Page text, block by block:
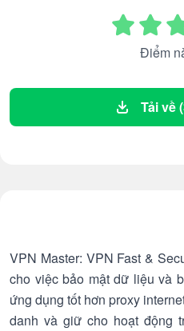
Điểm
Tải về
VPN Master: VPN Fast &
cho việc bảo mật dữ liệu và
ứng dụng tốt hơn proxy
danh và giữ cho hoạt động